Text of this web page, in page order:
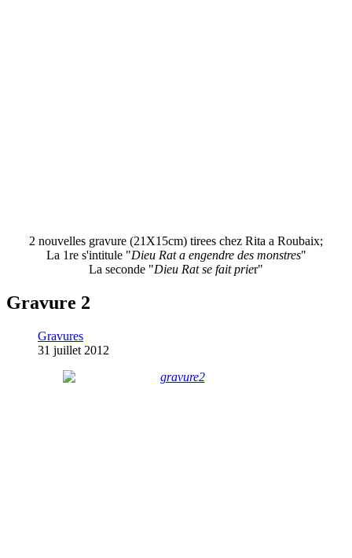
2 nouvelles gravure (21X15cm) tirees chez Rita a Roubaix;
La 1re s'intitule "Dieu Rat a engendre des monstres"
La seconde "Dieu Rat se fait prier"
Gravure 2
Gravures
31 juillet 2012